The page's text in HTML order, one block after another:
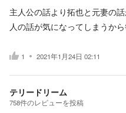
主人公の話より拓也と元妻の
人の話が気になってしまうか
1 2021年1月24日 02:11
テリードリーム
758件のレビューを投稿